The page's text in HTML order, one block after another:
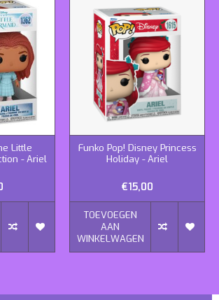
Little
- Ariel
Funko Pop! Disney Princess
Holiday - Ariel
€15,00
TOEVOEGEN
AAN
WINKELWAGEN